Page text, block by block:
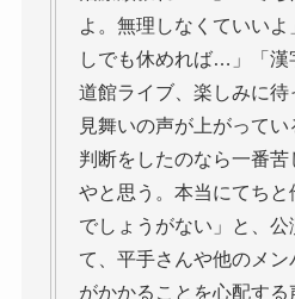
よ。無理しなくていい
しでも休めれば…」「漢
道館ライブ、楽しみに
見舞いの声が上がって
判断をしたのなら一番苦
やと思う。本当にてち
でしょうがない」と、
て、平手さんや他のメ
がかかることを心配する